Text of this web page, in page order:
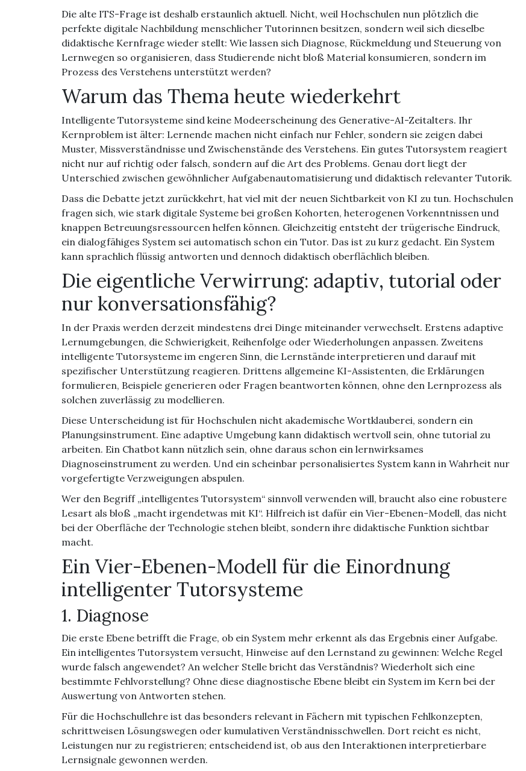
Die alte ITS-Frage ist deshalb erstaunlich aktuell. Nicht, weil Hochschulen nun plötzlich die
perfekte digitale Nachbildung menschlicher Tutorinnen besitzen, sondern weil sich dieselbe
didaktische Kernfrage wieder stellt: Wie lassen sich Diagnose, Rückmeldung und Steuerung von
Lernwegen so organisieren, dass Studierende nicht bloß Material konsumieren, sondern im
Prozess des Verstehens unterstützt werden?
Warum das Thema heute wiederkehrt
Intelligente Tutorsysteme sind keine Modeerscheinung des Generative-AI-Zeitalters. Ihr
Kernproblem ist älter: Lernende machen nicht einfach nur Fehler, sondern sie zeigen dabei
Muster, Missverständnisse und Zwischenstände des Verstehens. Ein gutes Tutorsystem reagiert
nicht nur auf richtig oder falsch, sondern auf die Art des Problems. Genau dort liegt der
Unterschied zwischen gewöhnlicher Aufgabenautomatisierung und didaktisch relevanter Tutorik.
Dass die Debatte jetzt zurückkehrt, hat viel mit der neuen Sichtbarkeit von KI zu tun. Hochschulen
fragen sich, wie stark digitale Systeme bei großen Kohorten, heterogenen Vorkenntnissen und
knappen Betreuungsressourcen helfen können. Gleichzeitig entsteht der trügerische Eindruck,
ein dialogfähiges System sei automatisch schon ein Tutor. Das ist zu kurz gedacht. Ein System
kann sprachlich flüssig antworten und dennoch didaktisch oberflächlich bleiben.
Die eigentliche Verwirrung: adaptiv, tutorial oder
nur konversationsfähig?
In der Praxis werden derzeit mindestens drei Dinge miteinander verwechselt. Erstens adaptive
Lernumgebungen, die Schwierigkeit, Reihenfolge oder Wiederholungen anpassen. Zweitens
intelligente Tutorsysteme im engeren Sinn, die Lernstände interpretieren und darauf mit
spezifischer Unterstützung reagieren. Drittens allgemeine KI-Assistenten, die Erklärungen
formulieren, Beispiele generieren oder Fragen beantworten können, ohne den Lernprozess als
solchen zuverlässig zu modellieren.
Diese Unterscheidung ist für Hochschulen nicht akademische Wortklauberei, sondern ein
Planungsinstrument. Eine adaptive Umgebung kann didaktisch wertvoll sein, ohne tutorial zu
arbeiten. Ein Chatbot kann nützlich sein, ohne daraus schon ein lernwirksames
Diagnoseinstrument zu werden. Und ein scheinbar personalisiertes System kann in Wahrheit nur
vorgefertigte Verzweigungen abspulen.
Wer den Begriff „intelligentes Tutorsystem“ sinnvoll verwenden will, braucht also eine robustere
Lesart als bloß „macht irgendetwas mit KI“. Hilfreich ist dafür ein Vier-Ebenen-Modell, das nicht
bei der Oberfläche der Technologie stehen bleibt, sondern ihre didaktische Funktion sichtbar
macht.
Ein Vier-Ebenen-Modell für die Einordnung
intelligenter Tutorsysteme
1. Diagnose
Die erste Ebene betrifft die Frage, ob ein System mehr erkennt als das Ergebnis einer Aufgabe.
Ein intelligentes Tutorsystem versucht, Hinweise auf den Lernstand zu gewinnen: Welche Regel
wurde falsch angewendet? An welcher Stelle bricht das Verständnis? Wiederholt sich eine
bestimmte Fehlvorstellung? Ohne diese diagnostische Ebene bleibt ein System im Kern bei der
Auswertung von Antworten stehen.
Für die Hochschullehre ist das besonders relevant in Fächern mit typischen Fehlkonzepten,
schrittweisen Lösungswegen oder kumulativen Verständnisschwellen. Dort reicht es nicht,
Leistungen nur zu registrieren; entscheidend ist, ob aus den Interaktionen interpretierbare
Lernsignale gewonnen werden.